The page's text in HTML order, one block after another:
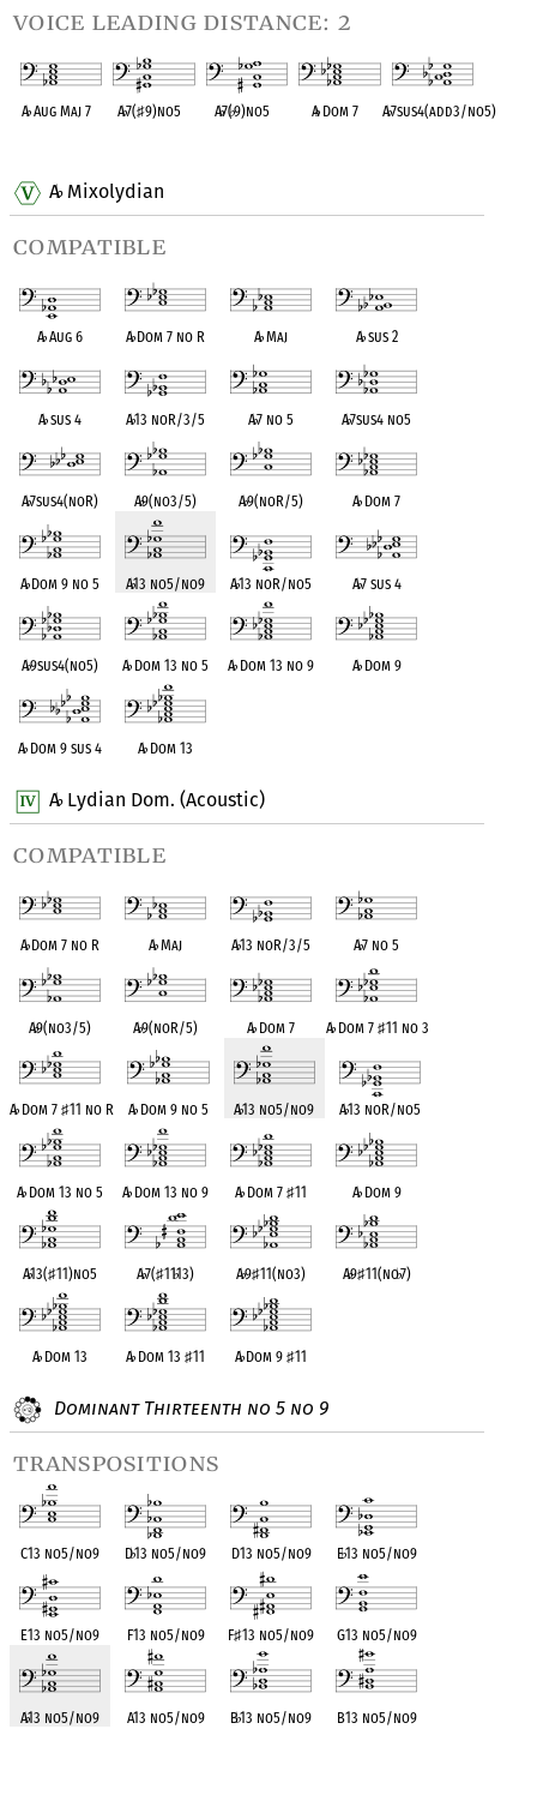
A♭Mixolydian
compatible
A♭Aug 6 A♭Dom 7 no R A♭Maj A♭sus 2
A♭sus 4 A♭13 noR/3/5 A♭7 no 5 A♭7sus4 no5
A♭7sus4(noR) A♭9(no3/5) A♭9(noR/5) A♭Dom 7
A♭Dom 9 no 5 A♭13 no5/no9 A♭13 noR/no5 A♭7 sus 4
A♭9sus4(no5) A♭Dom 13 no 5 A♭Dom 13 no 9 A♭Dom 9
A♭Dom 9 sus 4 A♭Dom 13
A♭Lydian Dom. (Acoustic)
compatible
A♭Dom 7 no R A♭Maj A♭13 noR/3/5 A♭7 no 5
A♭9(no3/5) A♭9(noR/5) A♭Dom 7 A♭Dom 7 ♯11 no 3
A♭Dom 7 ♯11 no R A♭Dom 9 no 5 A♭13 no5/no9 A♭13 noR/no5
A♭Dom 13 no 5 A♭Dom 13 no 9 A♭Dom 7 ♯11 A♭Dom 9
A♭13(♯11)no5 A♭7(♯11♭13) A♭9♯11(no3) A♭9♯11(no♭7)
A♭Dom 13 A♭Dom 13 ♯11 A♭Dom 9♯11
Dominant Thirteenth no 5 no 9
transpositions
C13 no5/no9 D♭13 no5/no9 D13 no5/no9 E♭13 no5/no9
E13 no5/no9 F13 no5/no9 F♯13 no5/no9 G13 no5/no9
A♭13 no5/no9 A13 no5/no9 B♭13 no5/no9 B13 no5/no9
voice leading distance: 2
A♭Aug Maj 7 A♭7(♯9)no5 A♭7(♭9)no5 A♭Dom 7 A♭7sus4(add3/no5)